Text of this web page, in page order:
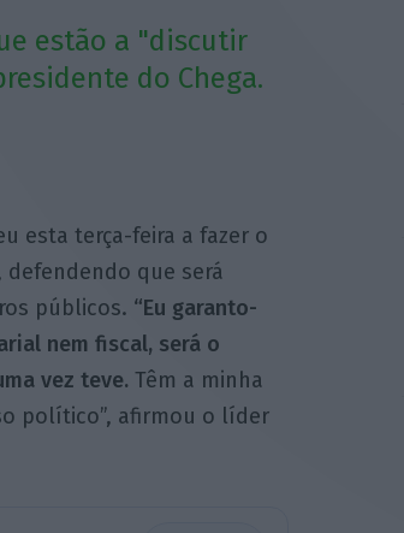
estão a "discutir
do Chega.
esta terça-feira a fazer o
defendendo que será
públicos. “Eu garanto-
nem fiscal, será o
vez teve. Têm a minha
político”, afirmou o líder